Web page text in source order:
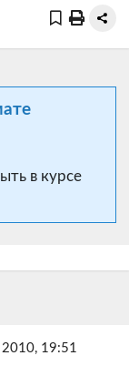
в курсе
2010, 19:51